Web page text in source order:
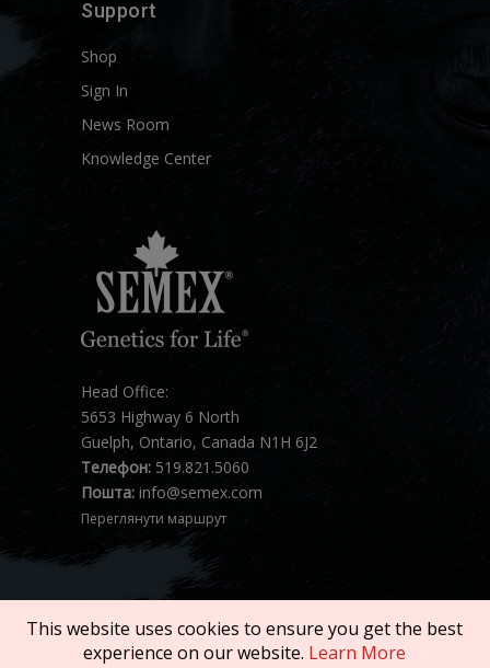
Support
Shop
Sign In
News Room
Knowledge Center
Head Office:
5653 Highway 6 North
Guelph, Ontario, Canada N1H 6J2
Телефон: 519.821.5060
Пошта: info@semex.com
Переглянути маршрут
Копірайт © 2026 SEMEX. Всі права
This website uses cookies to ensure you get the best
experience on our website. Learn More